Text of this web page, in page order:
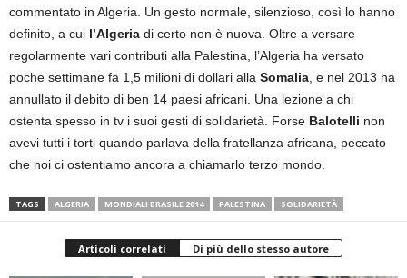
commentato in Algeria. Un gesto normale, silenzioso, così lo hanno
definito, a cui l’Algeria di certo non è nuova. Oltre a versare
regolarmente vari contributi alla Palestina, l’Algeria ha versato
poche settimane fa 1,5 milioni di dollari alla Somalia , e nel 2013 ha
annullato il debito di ben 14 paesi africani. Una lezione a chi
ostenta spesso in tv i suoi gesti di solidarietà. Forse Balotelli non
avevi tutti i torti quando parlava della fratellanza africana, peccato
che noi ci ostentiamo ancora a chiamarlo terzo mondo.
TAGS ALGERIA MONDIALI BRASILE 2014 PALESTINA SOLIDARIETÀ
Articoli correlati Di più dello stesso autore